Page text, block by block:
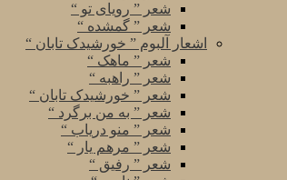
شعر ” رویای تو “
شعر ” گمشده “
اشعار آلبوم ” خورشیدک تابان “
شعر ” ماهک “
شعر ” راهبه “
شعر ” خورشیدک تابان “
شعر ” به من برگرد “
شعر ” منو دریاب “
شعر ” مرهم یار “
شعر ” رفیق “